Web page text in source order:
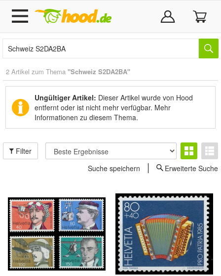
2 Artikel zum Thema "Schweiz S2DA2BA"
Ungültiger Artikel: Dieser Artikel wurde von Hood
entfernt oder ist nicht mehr verfügbar. Mehr
Informationen zu diesem Thema.
Filter
Suche speichern
Erweiterte Suche